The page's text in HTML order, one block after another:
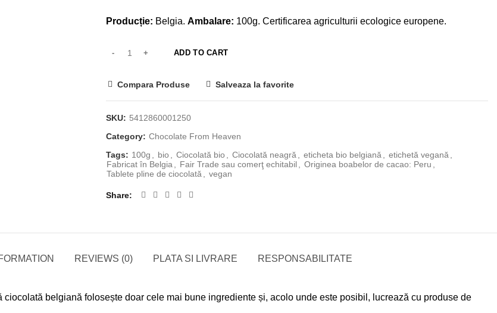
Producție: Belgia. Ambalare: 100g. Certificarea agriculturii ecologice europene.
ADD TO CART
Compara Produse Salveaza la favorite
SKU: 5412860001250
Category: Chocolate From Heaven
Tags: 100g bio Ciocolată bio Ciocolată neagră eticheta bio belgiană etichetă vegană
Fabricat în Belgia
Fair Trade sau comerţ echitabil Originea boabelor de cacao: Peru
Tablete pline de ciocolată
vegan
Share
REVIEWS (0) PLATA SI LIVRARE RESPONSABILITATE
ciocolată belgiană folosește doar cele mai bune ingrediente și, acolo unde este posibil, lucrează cu produse de